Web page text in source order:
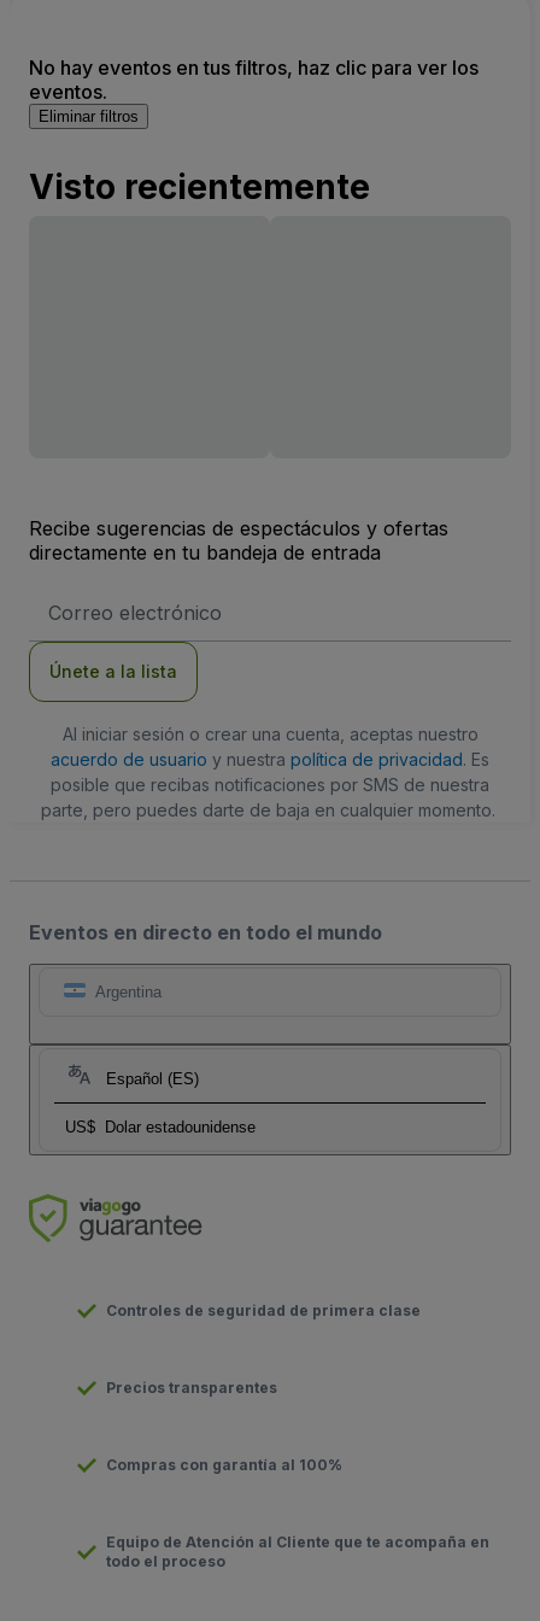
No hay eventos en tus filtros, haz clic para ver los
eventos.
Eliminar filtros
Visto recientemente
Recibe sugerencias de espectáculos y ofertas
directamente en tu bandeja de entrada
de
Únete a la lista
Al iniciar sesión o crear una cuenta, aceptas nuestro
acuerdo de usuario y nuestra política de privacidad. Es
posible que recibas notificaciones por SMS de nuestra
parte, pero puedes darte de baja en cualquier momento.
Eventos en directo en todo el mundo
Argentina
Español (ES)
US$ Dolar estadounidense
Controles de seguridad de primera clase
Precios transparentes
Compras con garantía al 100%
Equipo de Atención al Cliente que te acompaña en
todo el proceso